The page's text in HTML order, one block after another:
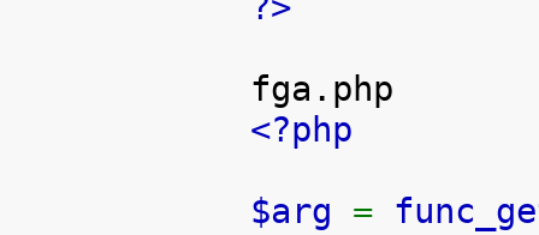
fga.php
<?php
$arg =